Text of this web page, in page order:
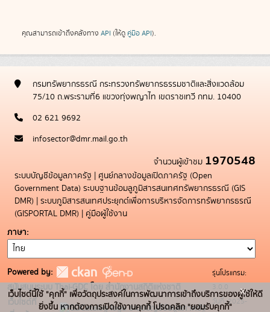
คุณสามารถเข้าถึงคลังทาง API (ให้ดู คู่มือ API).
กรมทรัพยากรธรณี กระทรวงทรัพยากรธรรมชาติและสิ่งแวดล้อม
75/10 ถ.พระรามที่6 แขวงทุ่งพญาไท เขตราชเทวี กทม. 10400
02 621 9692
infosector@dmr.mail.go.th
จำนวนผู้เข้าชม 1970548
ระบบบัญชีข้อมูลภาครัฐ | ศูนย์กลางข้อมูลเปิดภาครัฐ (Open
Government Data) ระบบฐานข้อมลูภูมิสารสนเทศทรัพยากรธรณี (GIS
DMR) | ระบบภูมิสารสนเทศประยุกต์เพื่อการบริหารจัดการทรัพยากรธรณี
(GISPORTAL DMR) | คู่มือผู้ใช้งาน
ภาษา
Powered by:
สนับสนุนระบบ Thai-GDC โดย สำนักงานสถิติแห่งชาติ
เว็บไซต์ที่
ระบบบัญชีข้อมูลภาครัฐ
รุ่นโปรแกรม:
3.0.0
วันที่: 2025-
เว็บไซต์นี้ใช้ "คุกกี้" เพื่อวัตถุประสงค์ในการพัฒนาการเข้าถึงบริการของผู้ใช้ให้ดี
ยิ่งขึ้น หากต้องการเปิดใช้งานคุกกี้ โปรดคลิก "ยอมรับคุกกี้"
x